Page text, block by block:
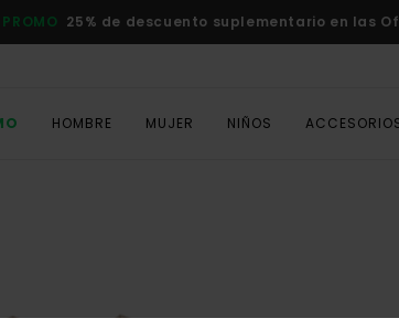
PROMO 25% de descuento suplementario en las
HOMBRE MUJER NIÑOS